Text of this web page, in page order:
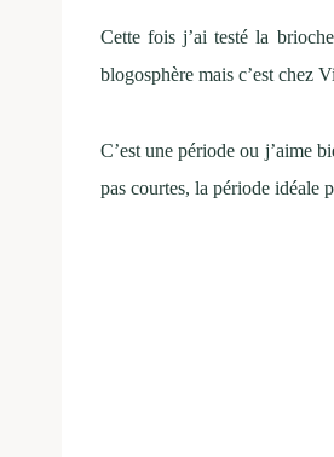
Cette fois j’ai testé la
blogosphère mais c’est chez
C’est une période ou j’aime
pas courtes, la période idéale